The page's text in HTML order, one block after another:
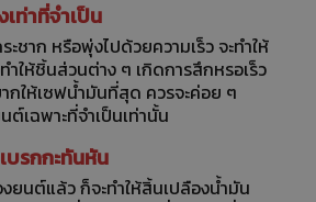
เท่าที่จำเป็น
ะชาก หรือพุ่งไปด้วยความเร็ว จะทำให้
ำให้ชิ้นส่วนต่าง ๆ เกิดการสึกหรอเร็ว
กให้เซฟน้ำมันที่สุด ควรจะค่อย ๆ
ต์เฉพาะที่จำเป็นเท่านั้น
บรกกะทันหัน
ยนต์แล้ว ก็จะทำให้สิ้นเปลืองน้ำมัน